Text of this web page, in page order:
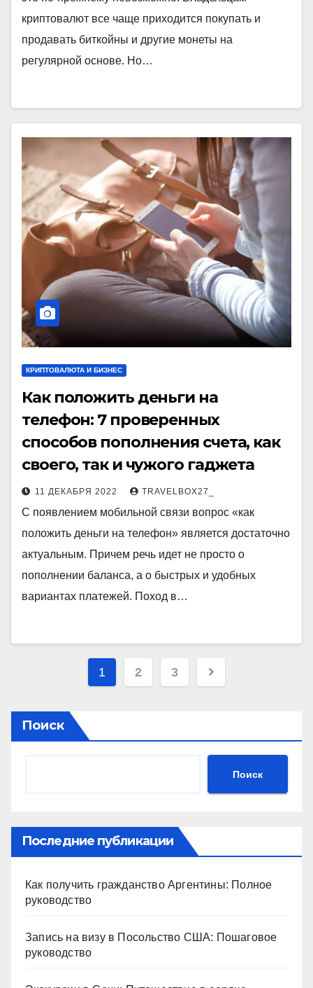
криптовалют все чаще приходится покупать и
продавать биткойны и другие монеты на
регулярной основе. Но…
КРИПТОВАЛЮТА И БИЗНЕС
Как положить деньги на
телефон: 7 проверенных
способов пополнения счета, как
своего, так и чужого гаджета
11 ДЕКАБРЯ 2022 TRAVELBOX27_
С появлением мобильной связи вопрос «как
положить деньги на телефон» является достаточно
актуальным. Причем речь идет не просто о
пополнении баланса, а о быстрых и удобных
вариантах платежей. Поход в…
Пагинация
1 2 3
Поиск
Поиск
Последние публикации
Как получить гражданство Аргентины: Полное
руководство
Запись на визу в Посольство США: Пошаговое
руководство